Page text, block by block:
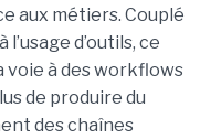
aux métiers. Couplé
d’outils, ce
voie à des workflows
de produire du
des chaînes